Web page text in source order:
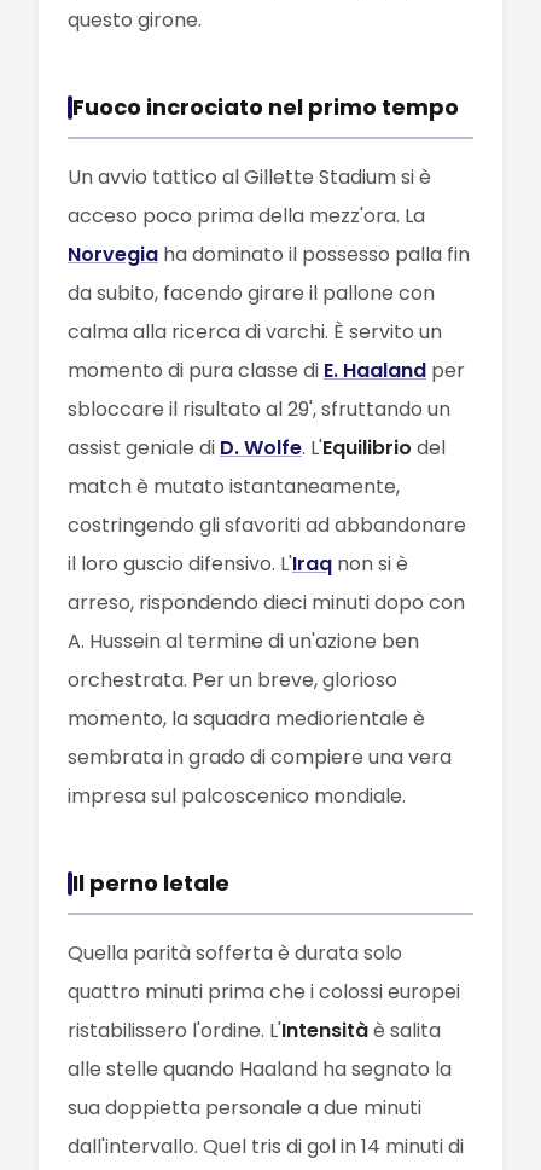
questo girone.
Fuoco incrociato nel primo tempo
Un avvio tattico al Gillette Stadium si è
acceso poco prima della mezz'ora. La
Norvegia ha dominato il possesso palla fin
da subito, facendo girare il pallone con
calma alla ricerca di varchi. È servito un
momento di pura classe di E. Haaland per
sbloccare il risultato al 29', sfruttando un
assist geniale di D. Wolfe. L'Equilibrio del
match è mutato istantaneamente,
costringendo gli sfavoriti ad abbandonare
il loro guscio difensivo. L'Iraq non si è
arreso, rispondendo dieci minuti dopo con
A. Hussein al termine di un'azione ben
orchestrata. Per un breve, glorioso
momento, la squadra mediorientale è
sembrata in grado di compiere una vera
impresa sul palcoscenico mondiale.
Il perno letale
Quella parità sofferta è durata solo
quattro minuti prima che i colossi europei
ristabilissero l'ordine. L'Intensitàè salita
alle stelle quando Haaland ha segnato la
sua doppietta personale a due minuti
dall'intervallo. Quel tris di gol in 14 minuti di